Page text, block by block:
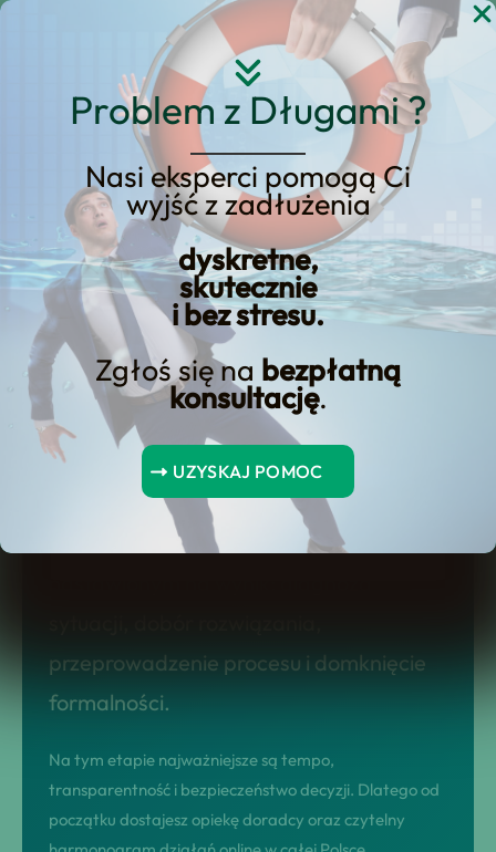
Problem z Długami ?
Nasi eksperci pomogą Ci
wyjść z zadłużenia
dyskretne,
skutecznie
i bez stresu.
Zgłoś się na bezpłatną
konsultację.
UZYSKAJ POMOC
Przejdź
KREDYT123.PL – OFERTA SPRZEDAŻOWA
upadłość konsumencka
umorzenie
postępowania
egzekucyjnego
upadłość konsumencka umorzenie
postępowania egzekucyjnego to usługa,
którą prowadzimy w modelu
przeprowadzenie procesu i domknięcie
formalności.
Na tym etapie najważniejsze są tempo,
transparentność i bezpieczeństwo decyzji. Dlatego od
początku dostajesz opiekę doradcy oraz czytelny